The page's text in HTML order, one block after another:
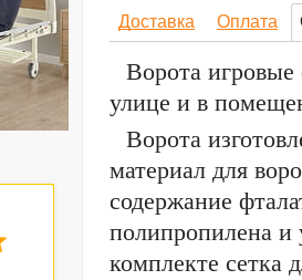
Доставка Оплата
Ворота
улице и в
Ворота
материал для
содержание
полипропилена и
комплекте сетка